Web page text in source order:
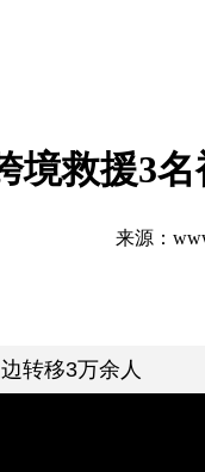
境救援3
来源：
转移3万余人